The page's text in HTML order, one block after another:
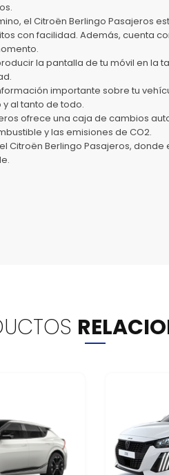
el Citroën Berlingo Pasajeros
con facilidad. Además, cuenta
la pantalla de tu móvil en la
importante sobre tu
al tanto de todo.
ofrece una caja de cambios
y las emisiones de CO2.
Citroën Berlingo Pasajeros,